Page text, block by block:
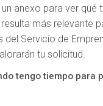
anexo para ver qué
más relevante
del Servicio de
tu solicitud.
tengo tiempo para